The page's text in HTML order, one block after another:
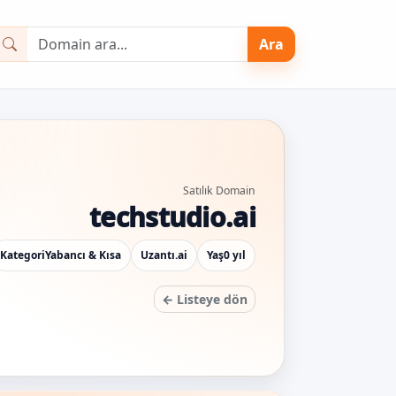
Ara
Satılık Domain
techstudio.ai
KategoriYabancı & Kısa Uzantı.ai Yaş0 yıl
← Listeye dön